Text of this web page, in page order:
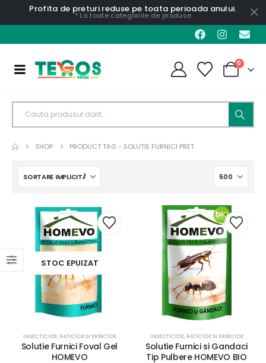
Profita de preturi reduse pe toata perioada anului.
* La toate categoriile de produse
0
SHOP PRODUCT TAG - SOLUTIE FURNICI PRET
STOC EPUIZAT
INSECTICIDE, RATICIDE SI ERBICIDE
Solutie Furnici Foval Gel
HOMEVO
INSECTICIDE, RATICIDE SI ERBICIDE
Solutie Furnici si Gandaci
Tip Pulbere HOMEVO BIO